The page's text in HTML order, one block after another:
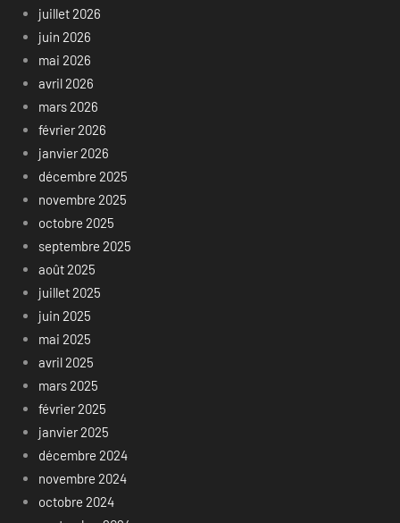
juillet 2026
juin 2026
mai 2026
avril 2026
mars 2026
février 2026
janvier 2026
décembre 2025
novembre 2025
octobre 2025
septembre 2025
août 2025
juillet 2025
juin 2025
mai 2025
avril 2025
mars 2025
février 2025
janvier 2025
décembre 2024
novembre 2024
octobre 2024